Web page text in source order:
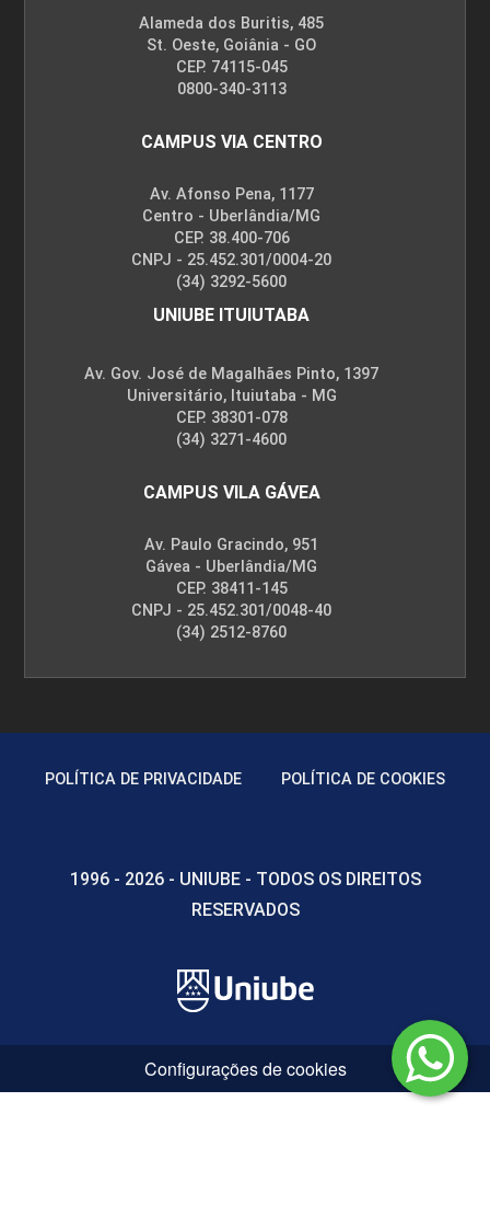
GESTÃO ESTRATÉGICA
GESTÃO FINANCEIRA
GESTÃO LOGÍSTICA
72
EDUCAÇÃO A DISTÂNCIA
Alameda dos Buritis, 485
St. Oeste, Goiânia - GO
CEP. 74115-045
0800-340-3113
CAMPUS VIA CENTRO
Av. Afonso Pena, 1177
Centro - Uberlândia/MG
CEP. 38.400-706
CNPJ - 25.452.301/0004-20
(34) 3292-5600
UNIUBE ITUIUTABA
Av. Gov. José de Magalhães Pinto, 1397
Universitário, Ituiutaba - MG
CEP. 38301-078
(34) 3271-4600
CAMPUS VILA GÁVEA
Av. Paulo Gracindo, 951
Gávea - Uberlândia/MG
CEP. 38411-145
CNPJ - 25.452.301/0048-40
(34) 2512-8760
POLÍTICA DE PRIVACIDADE POLÍTICA DE COOKIES
1996 - 2026 - UNIUBE - TODOS OS DIREITOS
RESERVADOS
Configurações de cookies